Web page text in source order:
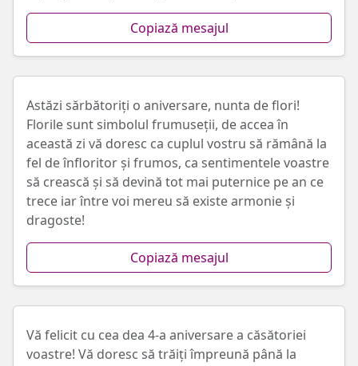
Copiază mesajul
Astăzi sărbătoriți o aniversare, nunta de flori!
Florile sunt simbolul frumuseții, de accea în
această zi vă doresc ca cuplul vostru să rămână la
fel de înfloritor și frumos, ca sentimentele voastre
să crească și să devină tot mai puternice pe an ce
trece iar între voi mereu să existe armonie și
dragoste!
Copiază mesajul
Vă felicit cu cea dea 4-a aniversare a căsătoriei
voastre! Vă doresc să trăiți împreună până la